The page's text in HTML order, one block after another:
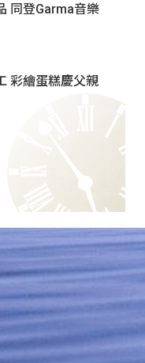
同登Garma音樂
彩繪蛋糕慶父親